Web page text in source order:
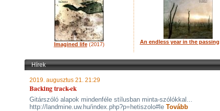
Imagined life(2017) An endless year in the passing
Hírek
2019. augusztus 21. 21:29
Backing track-ek
Gitárszóló alapok mindenféle stílusban minta-szólókkal...
http://landmine.uw.hu/index.php?p=hetiszolo#le Tovább